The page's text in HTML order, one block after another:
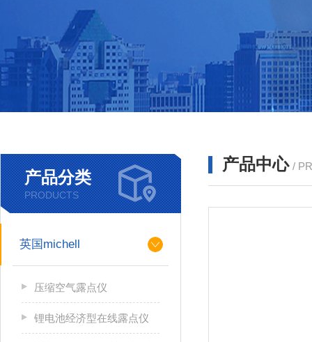
产品分类
PRODUCTS
英国michell
压缩空气露点仪
锂电池经济型在线露点仪
产品中心 /